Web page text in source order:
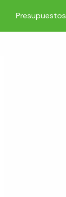
Presupuestos